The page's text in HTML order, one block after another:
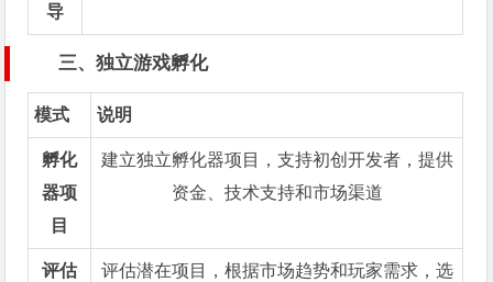
导
三、独立游戏孵化
模式 说明
孵化
器项
目
建立独立孵化器项目，支持初创开发者，提供
资金、技术支持和市场渠道
评估
评估潜在项目，根据市场趋势和玩家需求，选